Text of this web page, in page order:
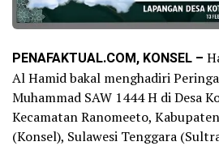
PENAFAKTUAL.COM, KONSEL –
Al Hamid bakal menghadiri
Muhammad SAW 1444 H di Desa
Kecamatan Ranomeeto,
(Konsel), Sulawesi Tenggara